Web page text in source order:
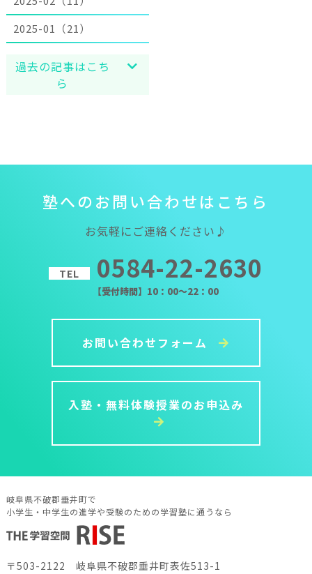
2025-01（21）
過去の記事はこち
ら
塾への お問い合わせは こ ち ら
お気軽にご連絡ください♪
TEL 0584-22-2630
【受付時間】10：00～22：00
お問い合わせフォーム
入塾・無料体験授業のお申込み
岐阜県不破郡垂井町で
小学生・中学生の進学や受験のための学習塾に通うなら
〒503-2122 岐阜県不破郡垂井町表佐513-1